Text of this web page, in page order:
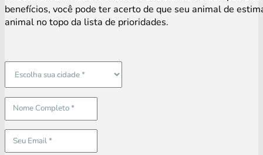
benefícios, você pode ter acerto de que seu animal de
animal no topo da lista de prioridades.